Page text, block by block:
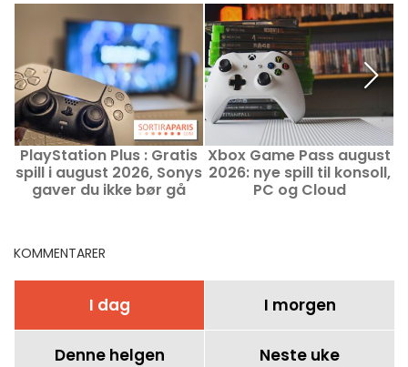
PlayStation Plus : Gratis
spill i august 2026, Sonys
gaver du ikke bør gå
Xbox Game Pass august
2026: nye spill til konsoll,
PC og Cloud
KOMMENTARER
I dag I morgen
Denne helgen Neste uke